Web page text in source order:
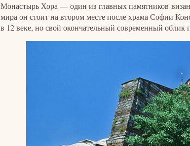
Монастырь Хора — один из главных памятников
мира он стоит на втором месте после храма Софии
в 12 веке, но свой окончательный современный облик